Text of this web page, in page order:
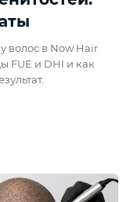
волос в Now Hair
FUE и DHI и как
знаменитостей: